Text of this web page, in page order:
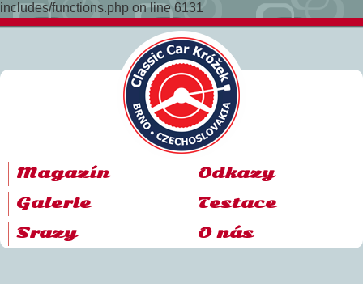
includes/functions.php on line 6131
Magazín
Galerie
Srazy
Odkazy
Testace
O nás